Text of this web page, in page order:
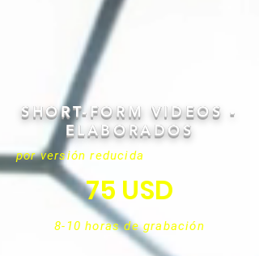
SHORT-FORM VIDEOS -
ELABORADOS
por versión reducida
75 USD
8-10 horas de grabación